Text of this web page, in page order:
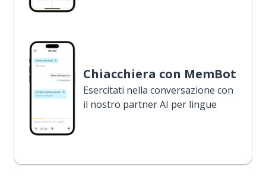
Chiacchiera con MemBot
Esercitati nella conversazione con
il nostro partner AI per lingue